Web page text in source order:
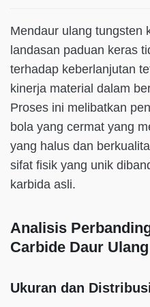
Mendaur ulang tungsten
landasan paduan keras
terhadap keberlanjutan
kinerja material dalam
Proses ini melibatkan
bola yang cermat yang
yang halus dan
sifat fisik yang unik
karbida asli.
Analisis
Carbide Daur
Ukuran dan